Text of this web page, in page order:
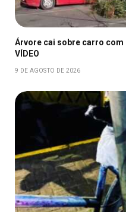
Árvore cai sobre carro com
VÍDEO
9 DE AGOSTO DE 2026